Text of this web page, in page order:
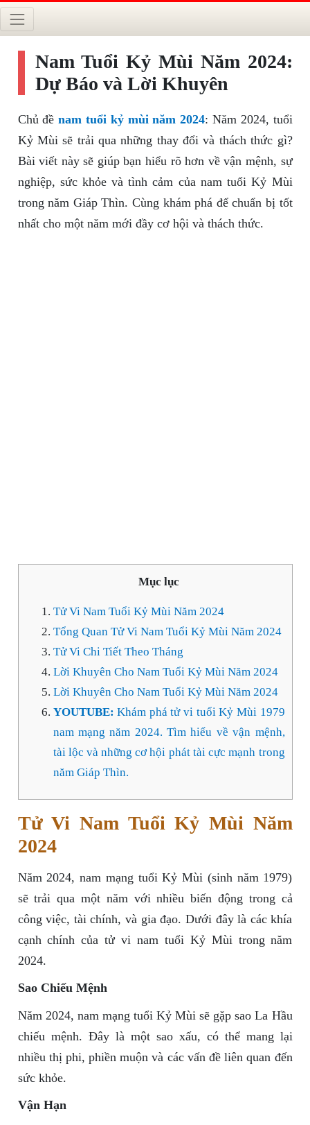
Nam Tuổi Kỷ Mùi Năm 2024:
Dự Báo và Lời Khuyên
Chủ đềnam tuổi kỷ mùi năm 2024: Năm 2024, tuổi
Kỷ Mùi sẽ trải qua những thay đổi và thách thức gì?
Bài viết này sẽ giúp bạn hiểu rõ hơn về vận mệnh, sự
nghiệp, sức khỏe và tình cảm của nam tuổi Kỷ Mùi
trong năm Giáp Thìn. Cùng khám phá để chuẩn bị tốt
nhất cho một năm mới đầy cơ hội và thách thức.
Mục lục
Tử Vi Nam Tuổi Kỷ Mùi Năm 2024
Tổng Quan Tử Vi Nam Tuổi Kỷ Mùi Năm 2024
Tử Vi Chi Tiết Theo Tháng
Lời Khuyên Cho Nam Tuổi Kỷ Mùi Năm 2024
Lời Khuyên Cho Nam Tuổi Kỷ Mùi Năm 2024
YOUTUBE:Khám phá tử vi tuổi Kỷ Mùi 1979
nam mạng năm 2024. Tìm hiểu về vận mệnh,
tài lộc và những cơ hội phát tài cực mạnh trong
năm Giáp Thìn.
Tử Vi Nam Tuổi Kỷ Mùi Năm
2024
Năm 2024, nam mạng tuổi Kỷ Mùi (sinh năm 1979)
sẽ trải qua một năm với nhiều biến động trong cả
công việc, tài chính, và gia đạo. Dưới đây là các khía
cạnh chính của tử vi nam tuổi Kỷ Mùi trong năm
2024.
Sao Chiếu Mệnh
Năm 2024, nam mạng tuổi Kỷ Mùi sẽ gặp sao La Hầu
chiếu mệnh. Đây là một sao xấu, có thể mang lại
nhiều thị phi, phiền muộn và các vấn đề liên quan đến
sức khỏe.
Vận Hạn